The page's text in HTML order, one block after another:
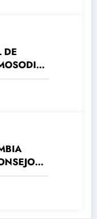
DE
A LA
A LA
EL